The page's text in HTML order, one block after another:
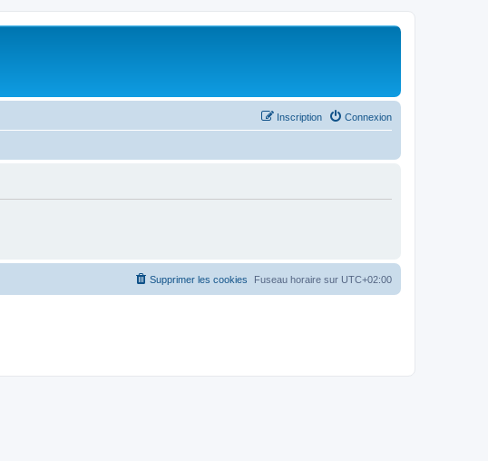
Connexion
Inscription
Fuseau horaire sur UTC+02:00
Supprimer les cookies